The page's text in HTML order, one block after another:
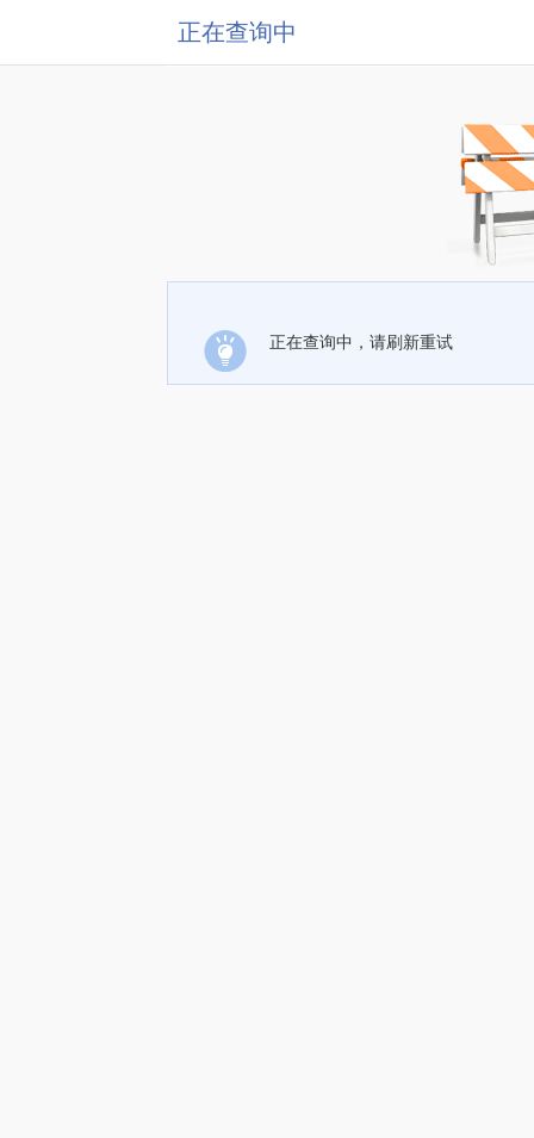
正在查询中
正在查询中，请刷新重试